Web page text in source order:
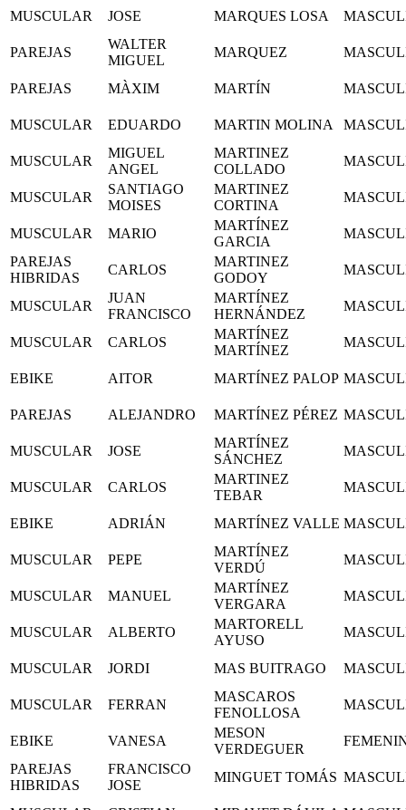
MUSCULAR JOSE MARQUES LOSA
PAREJAS
WALTER
MIGUEL
MARQUEZ
PAREJAS MÀXIM MARTÍN
MUSCULAR EDUARDO MARTIN MOLINA
MUSCULAR
MIGUEL
ANGEL
MARTINEZ
COLLADO
MUSCULAR
SANTIAGO
MOISES
MARTINEZ
CORTINA
MUSCULAR MARIO
MARTÍNEZ
GARCIA
PAREJAS
HIBRIDAS
CARLOS
MARTINEZ
GODOY
MUSCULAR
JUAN
FRANCISCO
MARTÍNEZ
HERNÁNDEZ
MUSCULAR CARLOS
MARTÍNEZ
MARTÍNEZ
EBIKE AITOR MARTÍNEZ PALOP
PAREJAS ALEJANDRO MARTÍNEZ PÉREZ
MUSCULAR JOSE
MARTÍNEZ
SÁNCHEZ
MUSCULAR CARLOS
MARTINEZ
TEBAR
EBIKE ADRIÁN MARTÍNEZ VALLE
MUSCULAR PEPE
MARTÍNEZ
VERDÚ
MUSCULAR MANUEL
MARTÍNEZ
VERGARA
MUSCULAR ALBERTO
MARTORELL
AYUSO
MUSCULAR JORDI MAS BUITRAGO
MUSCULAR FERRAN
MASCAROS
FENOLLOSA
EBIKE VANESA
MESON
VERDEGUER
PAREJAS
HIBRIDAS
FRANCISCO
JOSE
MINGUET TOMÁS